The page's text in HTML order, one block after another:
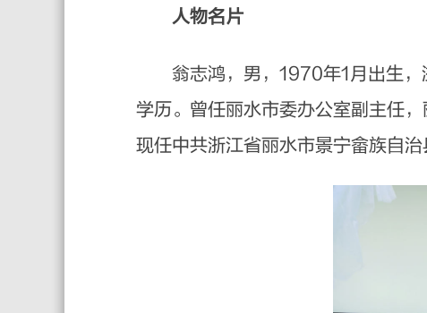
人物名片
翁志鸿，男，1970年1月出生，
学历。曾任丽水市委办公室副主任
现任中共浙江省丽水市景宁畲族自治